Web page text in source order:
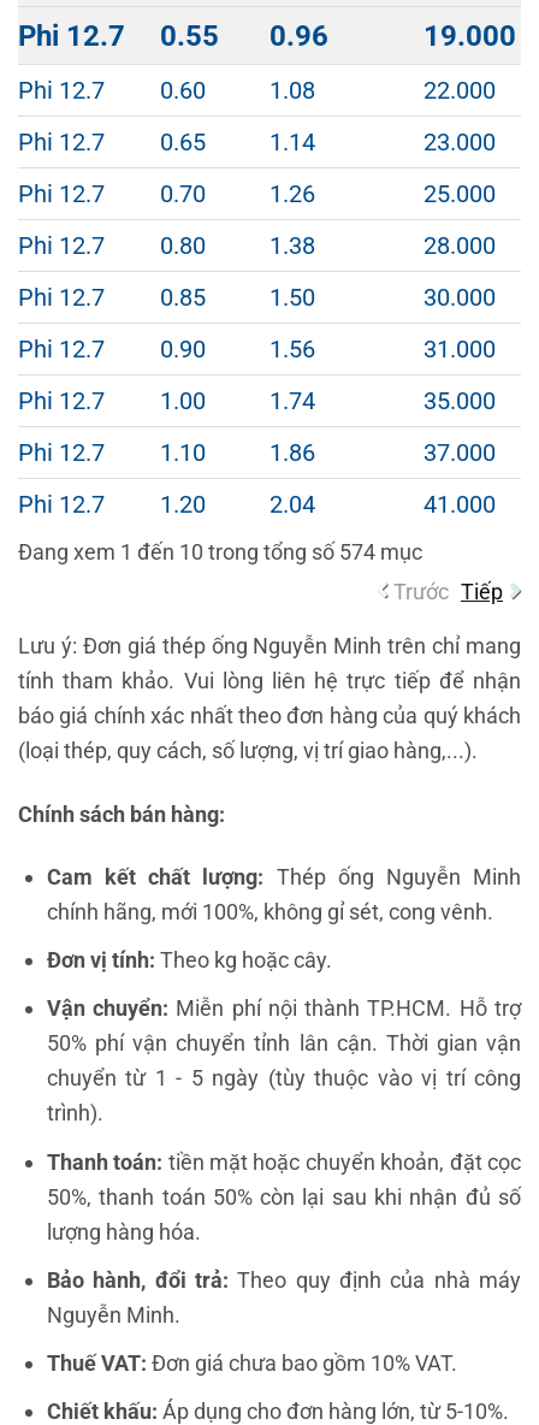
ĐƯỜNG
KÍNH
NGOÀI
(MM)
ĐỘ
DÀY
(MM)
TRỌNG
LƯỢNG
ỐNG
THÉP
(KG/6M)
GIÁ/
(VNĐ)
Phi 12.7 0.55 0.96 19.000
Phi 12.7 0.60 1.08
22.000
Phi 12.7
0.65 1.14
23.000
Phi 12.7
0.70 1.26
25.000
Phi 12.7
0.80 1.38
28.000
Phi 12.7
0.85 1.50
30.000
Phi 12.7
0.90 1.56
31.000
Phi 12.7
1.00 1.74
35.000
Phi 12.7
1.10 1.86
37.000
Phi 12.7
1.20 2.04 41.000
Đang xem 1 đến 10 trong tổng số 574 mục
Trước Tiếp
Lưu ý: Đơn giá thép ống Nguyễn Minh trên chỉ mang
tính tham khảo. Vui lòng liên hệ trực tiếp để nhận
báo giá chính xác nhất theo đơn hàng của quý khách
(loại thép, quy cách, số lượng, vị trí giao hàng,...).
Chính sách bán hàng:
Cam kết chất lượng: Thép ống Nguyễn Minh
chính hãng, mới 100%, không gỉ sét, cong vênh.
Đơn vị tính: Theo kg hoặc cây.
Vận chuyển: Miễn phí nội thành TP.HCM. Hỗ trợ
50% phí vận chuyển tỉnh lân cận. Thời gian vận
chuyển từ 1 - 5 ngày (tùy thuộc vào vị trí công
trình).
Thanh toán: tiền mặt hoặc chuyển khoản, đặt cọc
50%, thanh toán 50% còn lại sau khi nhận đủ số
lượng hàng hóa.
Bảo hành, đổi trả: Theo quy định của nhà máy
Nguyễn Minh.
Thuế VAT: Đơn giá chưa bao gồm 10% VAT.
Chiết khấu: Áp dụng cho đơn hàng lớn, từ 5-10%.